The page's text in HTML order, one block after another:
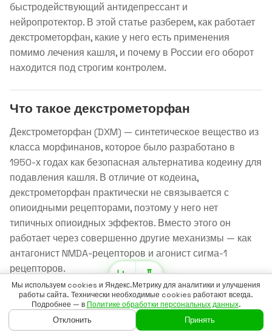
быстродействующий антидепрессант и
нейропротектор. В этой статье разберем, как работает
декстрометорфан, какие у него есть применения
помимо лечения кашля, и почему в России его оборот
находится под строгим контролем.
Что такое декстрометорфан
Декстрометорфан (DXM) — синтетическое вещество из
класса морфинанов, которое было разработано в
1950-х годах как безопасная альтернатива кодеину для
подавления кашля. В отличие от кодеина,
декстрометорфан практически не связывается с
опиоидными рецепторами, поэтому у него нет
типичных опиоидных эффектов. Вместо этого он
работает через совершенно другие механизмы — как
антагонист NMDA-рецепторов и агонист сигма-1
рецепторов.
Интересно, что декстрометорфан — это
правовращающий изомер левометорфана, опиоида,
который никогда не получил широкого
Мы используем cookies и Яндекс.Метрику для аналитики и улучшения
работы сайта. Технически необходимые cookies работают всегда.
Подробнее — в Политике обработки персональных данных.
Отклонить Принять
ГЛАВНАЯ ГАЙДЫ БАДСКАН